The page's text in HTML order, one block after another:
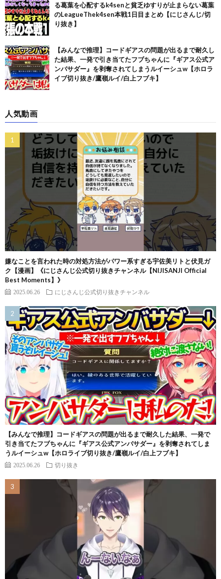
る葛葉を心配するk4senと貧乏ゆすりが止まらない葛葉
のLeagueThek4sen本戦1日目まとめ【にじさんじ/切
り抜き】
【みんなで推理】コードギアスの問題が出るまで耐久し
た結果、一発で引き当てたフブちゃんに『ギアス公式ア
ンバサダー』を剥奪されてしまうルイーシュw【ホロラ
イブ切り抜き/鷹嶺ルイ/白上フブキ】
人気動画
嫌なことを言われた時の対処方法がパワー系すぎる宇佐美リトと伏見ガ
ク【漫画】《にじさんじ公式切り抜きチャンネル【NIJISANJI Official
Best Moments】》
2025.06.26 にじさんじ公式切り抜きチャンネル
【みんなで推理】コードギアスの問題が出るまで耐久した結果、一発で
引き当てたフブちゃんに『ギアス公式アンバサダー』を剥奪されてしま
うルイーシュw【ホロライブ切り抜き/鷹嶺ルイ/白上フブキ】
2025.06.26 切り抜き